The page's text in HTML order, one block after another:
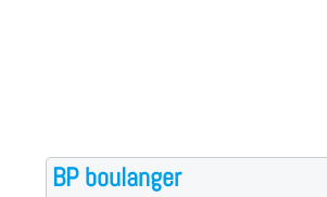
BP boulanger